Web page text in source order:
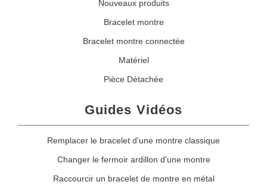
Nouveaux produits
Bracelet montre
Bracelet montre connectée
Matériel
Pièce Détachée
Guides Vidéos
Remplacer le bracelet d'une montre classique
Changer le fermoir ardillon d'une montre
Raccourcir un bracelet de montre en métal